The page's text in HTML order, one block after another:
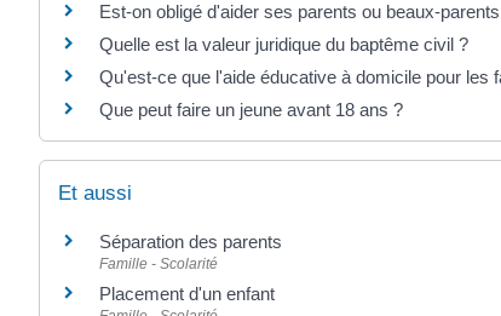
Est-on obligé d'aider ses parents ou beaux-
Quelle est la valeur juridique du baptême civil ?
Qu'est-ce que l'aide éducative à domicile pour les
Que peut faire un jeune avant 18 ans ?
Et aussi
Séparation des parents
Famille - Scolarité
Placement d'un enfant